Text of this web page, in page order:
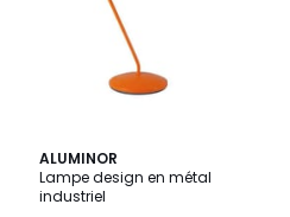
ALUMINOR
Lampe design en métal
industriel